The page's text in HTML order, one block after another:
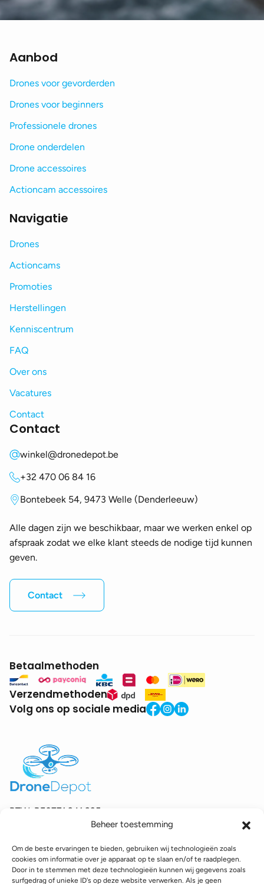
Beheer toestemming
Om de beste ervaringen te bieden, gebruiken wij technologieën zoals
cookies om informatie over je apparaat op te slaan en/of te raadplegen.
Door in te stemmen met deze technologieën kunnen wij gegevens zoals
surfgedrag of unieke ID's op deze website verwerken. Als je geen
Aanbod
Drones voor gevorderden
Drones voor beginners
Professionele drones
Drone onderdelen
Drone accessoires
Actioncam accessoires
Navigatie
Drones
Actioncams
Promoties
Herstellingen
Kenniscentrum
FAQ
Over ons
Vacatures
Contact
Contact
winkel@dronedepot.be
+32 470 06 84 16
Bontebeek 54, 9473 Welle (Denderleeuw)
Alle dagen zijn we beschikbaar, maar we werken enkel op
afspraak zodat we elke klant steeds de nodige tijd kunnen
geven.
Contact
Betaalmethoden
Verzendmethoden
Volg ons op sociale media
BTW: BE0771.941.935
© 2025 DroneDepot. Alle rechten voorbehouden.
RecyclagebijdrageRetourbeleidBetaalinformatie
VerzendinformatieToegankelijkheidsverklaring